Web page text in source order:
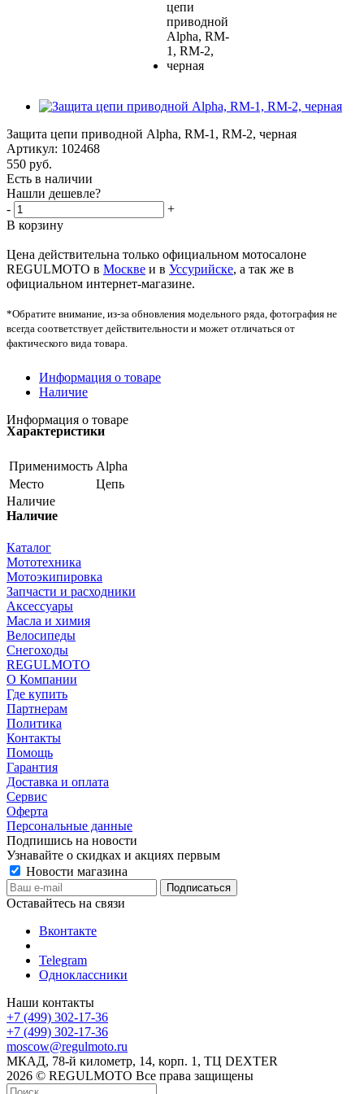
Защита цепи приводной Alpha, RM-1, RM-2, черная
Артикул: 102468
550 руб.
Есть в наличии
Нашли дешевле?
-
+
В корзину
Цена действительна только официальном мотосалоне
REGULMOTO в Москве и в Уссурийске, а так же в
официальном интернет-магазине.
*Обратите внимание, из-за обновления модельного ряда, фотография не
всегда соответствует действительности и может отличаться от
фактического вида товара.
Информация о товаре
Наличие
Информация о товаре
Характеристики
Применимость Alpha
Место
Цепь
Наличие
Наличие
Каталог
Мототехника
Мотоэкипировка
Запчасти и расходники
Аксессуары
Масла и химия
Велосипеды
Снегоходы
REGULMOTO
О Компании
Где купить
Партнерам
Политика
Контакты
Помощь
Гарантия
Доставка и оплата
Сервис
Оферта
Персональные данные
Подпишись на новости
Узнавайте о скидках и акциях первым
Новости магазина
Оставайтесь на связи
Вконтакте
Telegram
Одноклассники
Наши контакты
+7 (499) 302-17-36
+7 (499) 302-17-36
moscow@regulmoto.ru
МКАД, 78-й километр, 14, корп. 1, ТЦ DEXTER
2026 © REGULMOTO Все права защищены